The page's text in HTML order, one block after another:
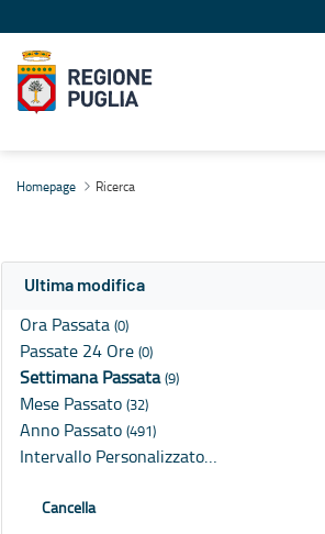
Homepage Ricerca
Ultima modifica
Ora Passata (0)
Passate 24 Ore (0)
Settimana Passata(9)
Mese Passato (32)
Anno Passato (491)
Intervallo Personalizzato…
Cancella